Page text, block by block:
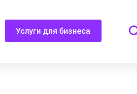
Услуги для бизнеса